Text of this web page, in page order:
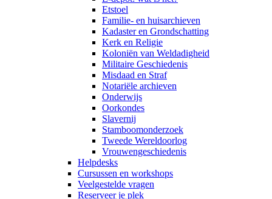
Etstoel
Familie- en huisarchieven
Kadaster en Grondschatting
Kerk en Religie
Koloniën van Weldadigheid
Militaire Geschiedenis
Misdaad en Straf
Notariële archieven
Onderwijs
Oorkondes
Slavernij
Stamboomonderzoek
Tweede Wereldoorlog
Vrouwengeschiedenis
Helpdesks
Cursussen en workshops
Veelgestelde vragen
Reserveer je plek